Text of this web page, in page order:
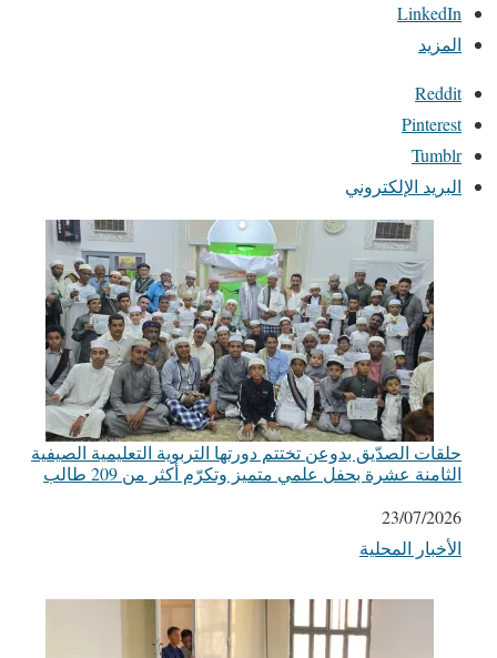
LinkedIn
المزيد
Reddit
Pinterest
Tumblr
البريد الإلكتروني
حلقات الصدّيق بدوعن تختتم دورتها التربوية التعليمية الصيفية
الثامنة عشرة بحفل علمي متميز وتكرّم أكثر من 209 طالب
التاريخ
23/07/2026
في ما يتعلق بما يأتي
الأخبار المحلية